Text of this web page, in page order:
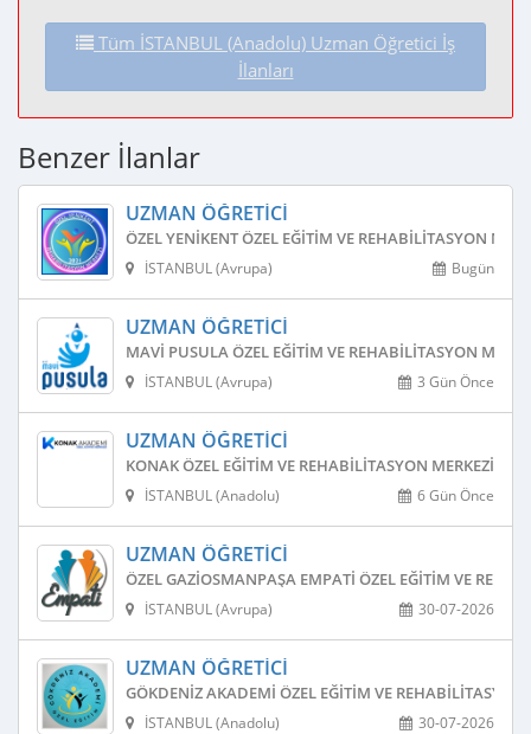
Tüm İSTANBUL (Anadolu) Uzman Öğretici İş
İlanları
Benzer İlanlar
UZMAN ÖĞRETICI
ÖZEL YENIKENT ÖZEL EĞITIM VE REHABILITASYON
Bugün
İSTANBUL (Avrupa)
UZMAN ÖĞRETICI
MAVI PUSULA ÖZEL EĞITIM VE REHABILITASYON
3 Gün Önce
İSTANBUL (Avrupa)
UZMAN ÖĞRETICI
KONAK ÖZEL EĞITIM VE REHABILITASYON MERKEZI
6 Gün Önce
İSTANBUL (Anadolu)
UZMAN ÖĞRETICI
ÖZEL GAZIOSMANPAŞA EMPATI ÖZEL EĞITIM VE
30-07-2026
İSTANBUL (Avrupa)
UZMAN ÖĞRETICI
GÖKDENIZ AKADEMI ÖZEL EĞITIM VE REHABILITASYON
30-07-2026
İSTANBUL (Anadolu)